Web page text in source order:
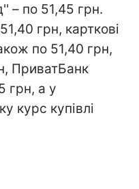
– по 51,45 грн.
грн, карткові
по 51,40 грн,
ПриватБанк
грн, а у
курс купівлі